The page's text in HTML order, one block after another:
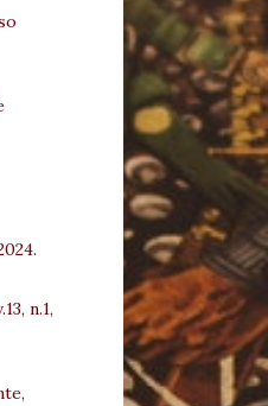
n.1,